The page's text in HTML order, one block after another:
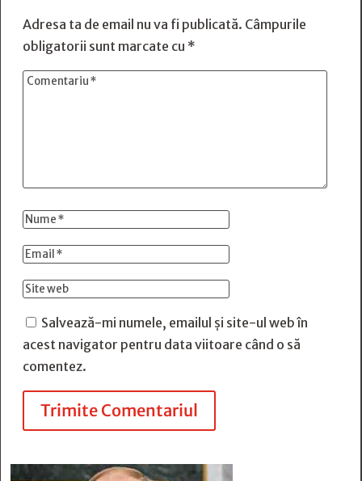
Adresa ta de email nu va fi publicată. Câmpurile
obligatorii sunt marcate cu *
Salvează-mi numele, emailul și site-ul web în
acest navigator pentru data viitoare când o să
comentez.
Trimite Comentariul